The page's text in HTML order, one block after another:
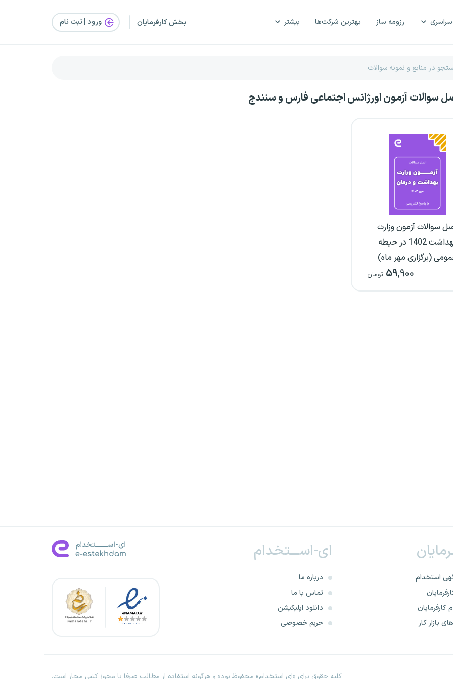
رزومه ساز بهترین شرکت‌ها بیشتر بخش کارفرمایان ورود | ثبت‌ نام
سوالات آزمون اورژانس اجتماعی فارس و سنندج
سوالات آزمون وزارت
بهداشت 1402 در حیطه
(برگزاری مهر ماه)
۵۹,۹۰۰ تومان
استخدام
کارفرمایان
بازار کار
ای-اســـتخدام
درباره ما
تماس با ما
دانلود اپلیکیشن
حریم خصوصی
کلیه حقوق برای «ای استخدام» محفوظ بوده و هرگونه استفاده از مطالب صرفا با مجوز کتبی مجاز است.